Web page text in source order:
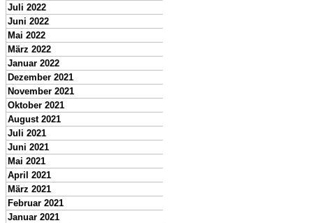
Juli 2022
Juni 2022
Mai 2022
März 2022
Januar 2022
Dezember 2021
November 2021
Oktober 2021
August 2021
Juli 2021
Juni 2021
Mai 2021
April 2021
März 2021
Februar 2021
Januar 2021